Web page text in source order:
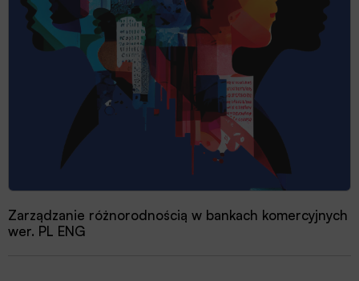
Zarządzanie różnorodnością w bankach komercyjnych
wer. PL ENG
Przewodnik dobrych praktyk 2025